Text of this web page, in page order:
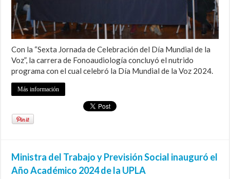
Con la “Sexta Jornada de Celebración del Día Mundial de la
Voz”, la carrera de Fonoaudiología concluyó el nutrido
programa con el cual celebró la Día Mundial de la Voz 2024.
Más información
Ministra del Trabajo y Previsión Social inauguró el
Año Académico 2024 de la UPLA